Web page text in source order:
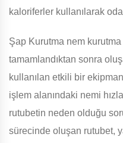
kaloriferler kullanılarak
Şap Kurutma nem
tamamlandıktan sonra
kullanılan etkili bir
işlem alanındaki nemi
rutubetin neden olduğu
sürecinde oluşan rutubet,